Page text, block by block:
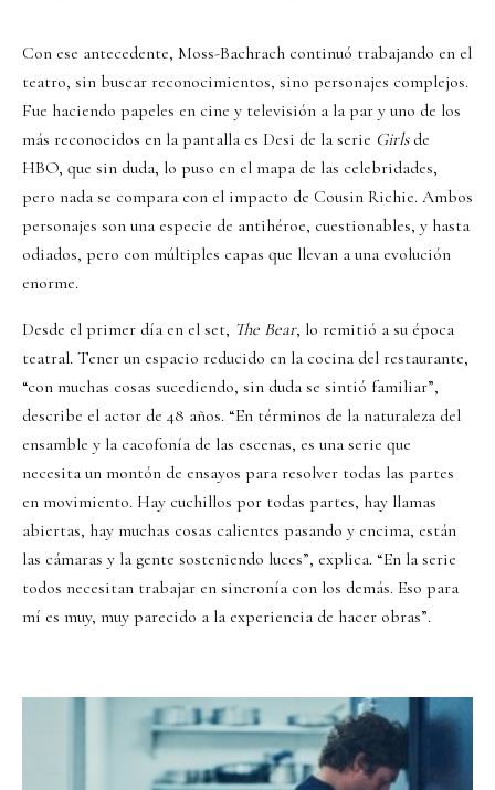
Con ese antecedente, Moss-Bachrach continuó trabajando en el
teatro, sin buscar reconocimientos, sino personajes complejos.
Fue haciendo papeles en cine y televisión a la par y uno de los
más reconocidos en la pantalla es Desi de la serie Girlsde
HBO, que sin duda, lo puso en el mapa de las celebridades,
pero nada se compara con el impacto de Cousin Richie. Ambos
personajes son una especie de antihéroe, cuestionables, y hasta
odiados, pero con múltiples capas que llevan a una evolución
enorme.
Desde el primer día en el set, The Bear, lo remitió a su época
teatral. Tener un espacio reducido en la cocina del restaurante,
“con muchas cosas sucediendo, sin duda se sintió familiar”,
describe el actor de 48 años. “En términos de la naturaleza del
ensamble y la cacofonía de las escenas, es una serie que
necesita un montón de ensayos para resolver todas las partes
en movimiento. Hay cuchillos por todas partes, hay llamas
abiertas, hay muchas cosas calientes pasando y encima, están
las cámaras y la gente sosteniendo luces”, explica. “En la serie
todos necesitan trabajar en sincronía con los demás. Eso para
mí es muy, muy parecido a la experiencia de hacer obras”.